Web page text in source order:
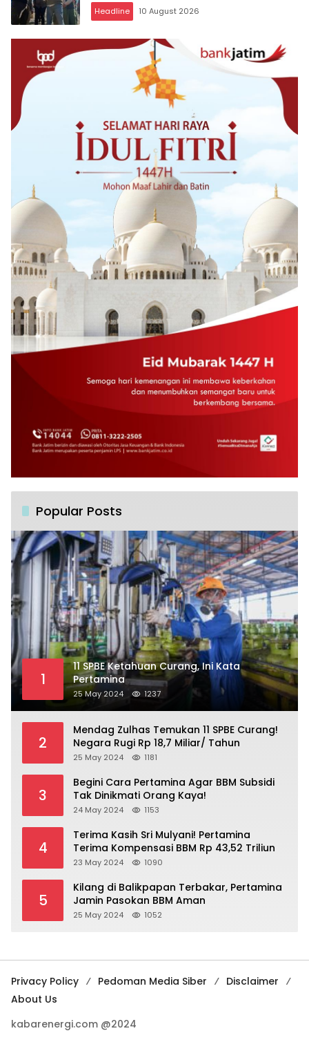
Headline 10 August 2026
Popular Posts
1
11 SPBE Ketahuan Curang, Ini Kata
Pertamina
25 May 2024 1237
2
Mendag Zulhas Temukan 11 SPBE Curang!
Negara Rugi Rp 18,7 Miliar/ Tahun
25 May 2024 1181
3
Begini Cara Pertamina Agar BBM Subsidi
Tak Dinikmati Orang Kaya!
24 May 2024 1153
4
Terima Kasih Sri Mulyani! Pertamina
Terima Kompensasi BBM Rp 43,52 Triliun
23 May 2024 1090
5
Kilang di Balikpapan Terbakar, Pertamina
Jamin Pasokan BBM Aman
25 May 2024 1052
Privacy Policy Pedoman Media Siber
Disclaimer
About Us
kabarenergi.com @2024